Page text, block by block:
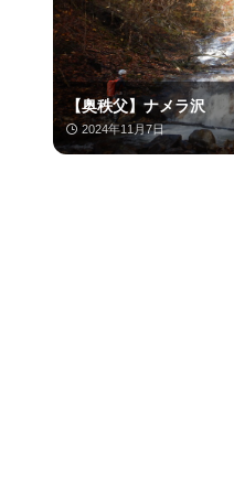
【奥秩父】ナメラ沢
2024年11月7日